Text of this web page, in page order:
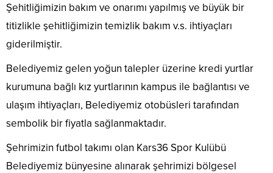
Şehitliğimizin bakım ve onarımı yapılmış ve büyük bir
titizlikle şehitliğimizin temizlik bakım v.s. ihtiyaçları
giderilmiştir.
Belediyemiz gelen yoğun talepler üzerine kredi yurtlar
kurumuna bağlı kız yurtlarının kampus ile bağlantısı ve
ulaşım ihtiyaçları, Belediyemiz otobüsleri tarafından
sembolik bir fiyatla sağlanmaktadır.
Şehrimizin futbol takımı olan Kars36 Spor Kulübü
Belediyemiz bünyesine alınarak şehrimizi bölgesel